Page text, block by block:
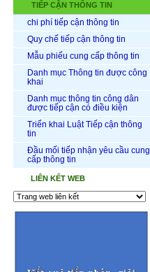
TIẾP CẬN THÔNG TIN
chi phí tiếp cận thông tin
Quy chế tiếp cận thông tin
Mẫu phiếu cung cấp thông tin
Danh mục Thông tin được công
khai
Danh mục thông tin công dân
được tiếp cận có điều kiện
Triển khai Luật Tiếp cận thông
tin
Đầu mối tiếp nhận yêu cầu cung
cấp thông tin
LIÊN KẾT WEB